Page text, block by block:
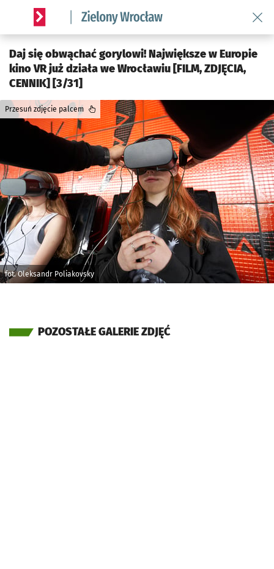
Serwis informacyjny wroclaw.pl podserwis: Środowisko we
Daj się obwąchać gorylowi! Największe w Europie
kino VR już działa we Wrocławiu [FILM, ZDJĘCIA,
CENNIK] [3/31]
fot. Oleksandr Poliakovsky
Przesuń zdjęcie palcem
POZOSTAŁE GALERIE ZDJĘĆ